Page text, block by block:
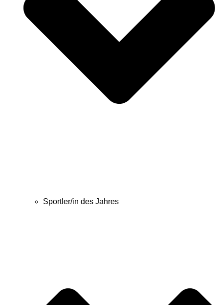
Sportler/in des Jahres